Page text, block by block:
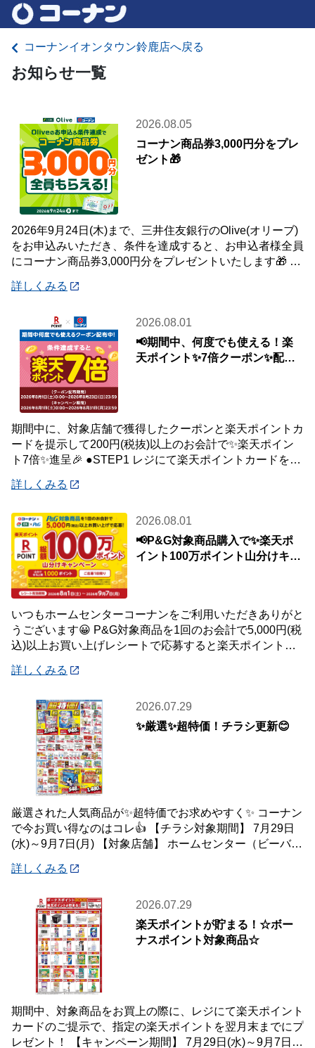
コーナンイオンタウン鈴鹿店へ戻る
お知らせ一覧
2026.08.05
コーナン商品券3,000円分をプレ
ゼント🎁
2026年9月24日(木)まで、三井住友銀行のOlive(オリーブ)
をお申込みいただき、条件を達成すると、お申込者様全員
にコーナン商品券3,000円分をプレゼントいたします🎁 詳
詳しくみる
2026.08.01
📢期間中、何度でも使える！楽
天ポイント✨7倍クーポン✨配布
期間中に、対象店舗で獲得したクーポンと楽天ポイントカ
ードを提示して200円(税抜)以上のお会計で✨楽天ポイン
ト7倍✨進呈🎉 ●STEP1 レジにて楽天ポイントカードを提
詳しくみる
2026.08.01
📢P&G対象商品購入で✨楽天ポ
イント100万ポイント山分けキャ
いつもホームセンターコーナンをご利用いただきありがと
うございます😀 P&G対象商品を1回のお会計で5,000円(税
込)以上お買い上げレシートで応募すると楽天ポイント総
詳しくみる
2026.07.29
✨厳選✨超特価！チラシ更新😊
厳選された人気商品が✨超特価でお求めやすく✨ コーナン
で今お買い得なのはコレ👍 【チラシ対象期間】 7月29日
(水)～9月7日(月) 【対象店舗】 ホームセンター（ビーバー
詳しくみる
2026.07.29
楽天ポイントが貯まる！☆ボー
ナスポイント対象商品☆
期間中、対象商品をお買上の際に、レジにて楽天ポイント
カードのご提示で、指定の楽天ポイントを翌月末までにプ
レゼント！ 【キャンペーン期間】 7月29日(水)～9月7日